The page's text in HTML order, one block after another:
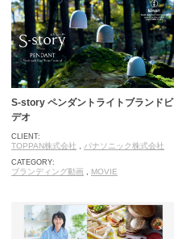
S-story ペンダントライトブランドビ
デオ
CLIENT:
TOPPAN株式会社 パナソニック株式会社
CATEGORY:
ブランディング動画 MOVIE